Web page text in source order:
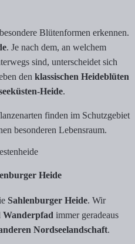
Blütenformen erkennen.
. Je nach dem, an welchem
sind, unterscheidet sich
den klassischen Heideblüten
Heide.
finden im Schutzgebiet
besonderen Lebensraum.
Heide
Sahlenburger Heide. Wir
Wanderpfad immer geradeaus
Nordseelandschaft.